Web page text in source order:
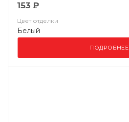
153 ₽
Цвет отделки
Белый
ПОДРОБНЕЕ